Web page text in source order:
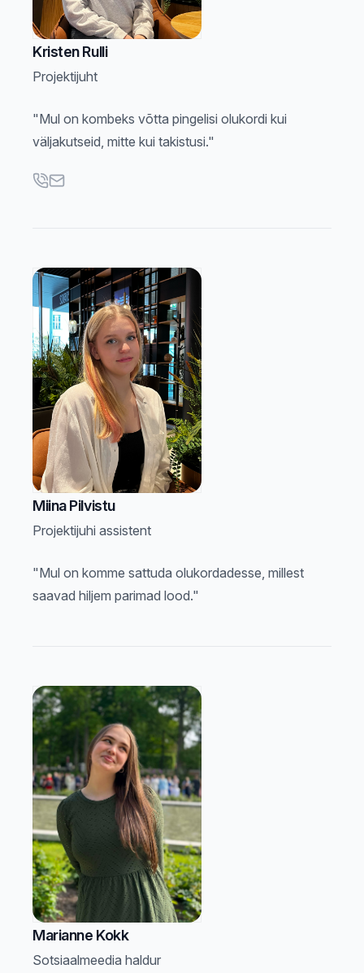
Kristen Rulli
Projektijuht
"Mul on kombeks võtta pingelisi olukordi kui
väljakutseid, mitte kui takistusi."
Telefon
E-post
Miina Pilvistu
Projektijuhi assistent
"Mul on komme sattuda olukordadesse, millest
saavad hiljem parimad lood."
Marianne Kokk
Sotsiaalmeedia haldur